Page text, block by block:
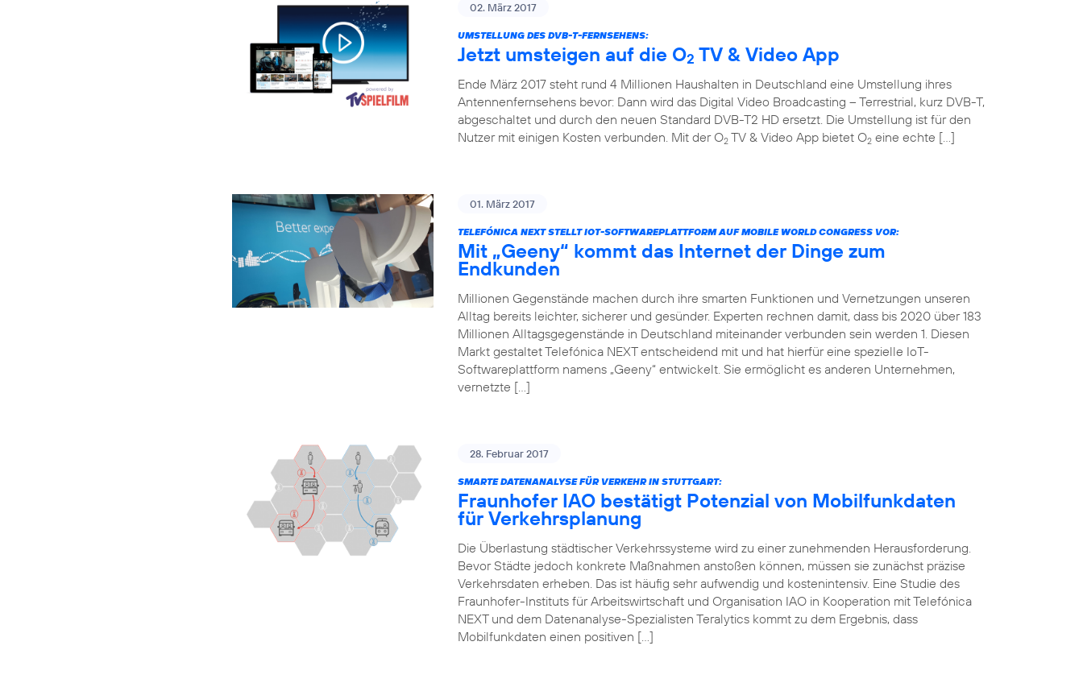
02. März 2017
UMSTELLUNG DES DVB-T-FERNSEHENS:
Jetzt umsteigen auf die O2 TV & Video App
Ende März 2017 steht rund 4 Millionen Haushalten in Deutschland eine Umstellung ihres
Antennenfernsehens bevor: Dann wird das Digital Video Broadcasting – Terrestrial, kurz DVB-T,
abgeschaltet und durch den neuen Standard DVB-T2 HD ersetzt. Die Umstellung ist für den
Nutzer mit einigen Kosten verbunden. Mit der O2 TV & Video App bietet O2 eine echte […]
01. März 2017
TELEFÓNICA NEXT STELLT IOT-SOFTWAREPLATTFORM AUF MOBILE WORLD CONGRESS VOR:
Mit „Geeny“ kommt das Internet der Dinge zum
Endkunden
Millionen Gegenstände machen durch ihre smarten Funktionen und Vernetzungen unseren
Alltag bereits leichter, sicherer und gesünder. Experten rechnen damit, dass bis 2020 über 183
Millionen Alltagsgegenstände in Deutschland miteinander verbunden sein werden 1. Diesen
Markt gestaltet Telefónica NEXT entscheidend mit und hat hierfür eine spezielle IoT-
Softwareplattform namens „Geeny“ entwickelt. Sie ermöglicht es anderen Unternehmen,
vernetzte […]
28. Februar 2017
SMARTE DATENANALYSE FÜR VERKEHR IN STUTTGART:
Fraunhofer IAO bestätigt Potenzial von Mobilfunkdaten
für Verkehrsplanung
Die Überlastung städtischer Verkehrssysteme wird zu einer zunehmenden Herausforderung.
Bevor Städte jedoch konkrete Maßnahmen anstoßen können, müssen sie zunächst präzise
Verkehrsdaten erheben. Das ist häufig sehr aufwendig und kostenintensiv. Eine Studie des
Fraunhofer-Instituts für Arbeitswirtschaft und Organisation IAO in Kooperation mit Telefónica
NEXT und dem Datenanalyse-Spezialisten Teralytics kommt zu dem Ergebnis, dass
Mobilfunkdaten einen positiven […]